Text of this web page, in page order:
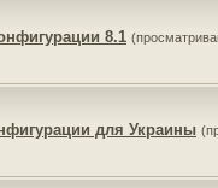
8.1
для Украины